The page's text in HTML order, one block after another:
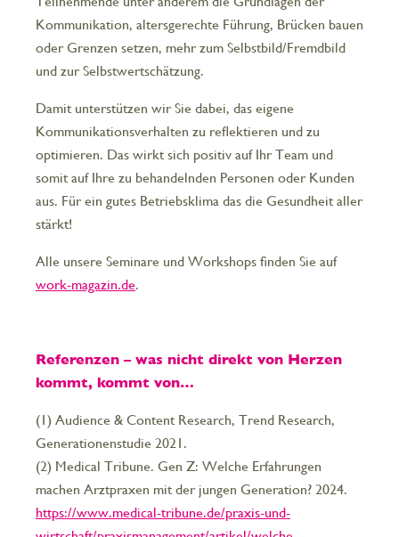
Kommunikation, altersgerechte Führung, Brücken bauen
oder Grenzen setzen, mehr zum Selbstbild/Fremdbild
und zur Selbstwertschätzung.
Damit unterstützen wir Sie dabei, das eigene
Kommunikationsverhalten zu reflektieren und zu
optimieren. Das wirkt sich positiv auf Ihr Team und
somit auf Ihre zu behandelnden Personen oder Kunden
aus. Für ein gutes Betriebsklima das die Gesundheit aller
stärkt!
Alle unsere Seminare und Workshops finden Sie auf
work-magazin.de.
Referenzen – was nicht direkt von Herzen
kommt, kommt von…
(1) Audience & Content Research, Trend Research,
Generationenstudie 2021.
(2) Medical Tribune. Gen Z: Welche Erfahrungen
machen Arztpraxen mit der jungen Generation? 2024.
https://www.medical-tribune.de/praxis-und-